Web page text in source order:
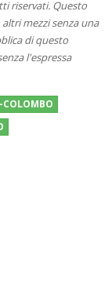
riservati. Questo
mezzi senza una
di questo
l'espressa